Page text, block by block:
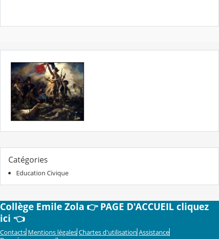
Catégories
Education Civique
Collège Emile Zola 👉 PAGE D'ACCUEIL cliquez
ici 👈
Contacts Mentions légales Chartes d'utilisation Assistance